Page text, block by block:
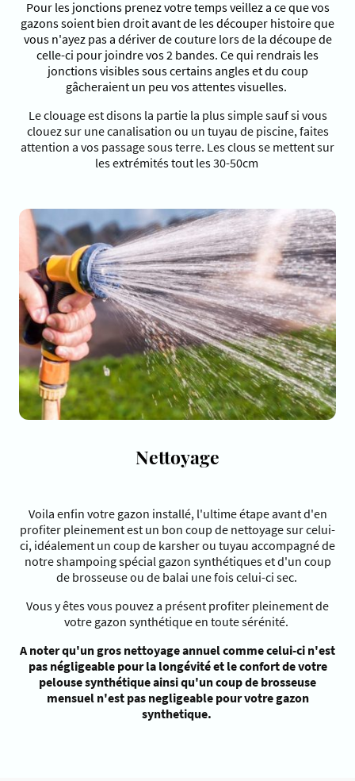
Pour les jonctions prenez votre temps veillez a ce que vos
gazons soient bien droit avant de les découper histoire que
vous n'ayez pas a dériver de couture lors de la découpe de
celle-ci pour joindre vos 2 bandes. Ce qui rendrais les
jonctions visibles sous certains angles et du coup
gâcheraient un peu vos attentes visuelles.
Le clouage est disons la partie la plus simple sauf si vous
clouez sur une canalisation ou un tuyau de piscine, faites
attention a vos passage sous terre. Les clous se mettent sur
les extrémités tout les 30-50cm
Nettoyage
Voila enfin votre gazon installé, l'ultime étape avant d'en
profiter pleinement est un bon coup de nettoyage sur celui-
ci, idéalement un coup de karsher ou tuyau accompagné de
notre shampoing spécial gazon synthétiques et d'un coup
de brosseuse ou de balai une fois celui-ci sec.
Vous y êtes vous pouvez a présent profiter pleinement de
votre gazon synthétique en toute sérénité.
A noter qu'un gros nettoyage annuel comme celui-ci n'est
pas négligeable pour la longévité et le confort de votre
pelouse synthétique ainsi qu'un coup de brosseuse
mensuel n'est pas negligeable pour votre gazon
synthetique.